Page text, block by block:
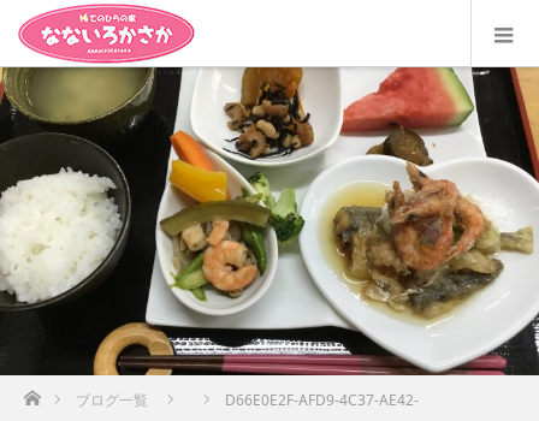
ホームブログ一覧
D66E0E2F-AFD9-4C37-AE42-